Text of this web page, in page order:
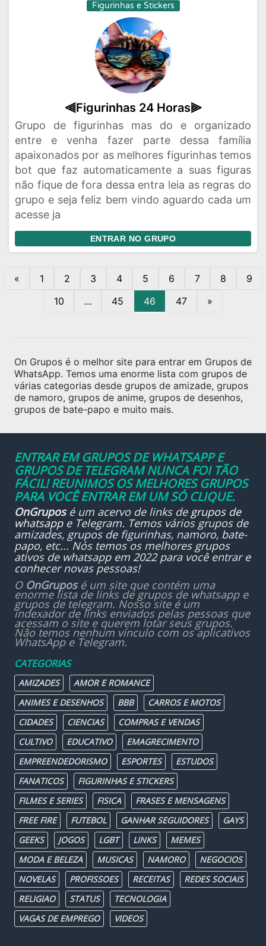
Figurinhas e Stickers
⫷Figurinhas 24 Horas⫸
Grupo de figurinhas mas do e organizado
entre e venha fazer parte dessa família
apaixonados por as melhores figurinhas temos
bot que faz automaticamente a suas figuras
não fique de fora dessa entra leia as regras do
grupo e seja feliz bem vindo aguardo cada um
acesse ja
ENTRAR NO GRUPO
« 1 2 3 4 5 6 7 8
9
10
... 45 46 47 »
On Grupos é o melhor site para entrar em Grupos de
WhatsApp. Temos uma enorme lista com grupos de
várias categorias desde grupos de amizade, grupos
de namoro, grupos de anime, grupos de desenhos,
grupos de bate-papo e muito mais.
ENTRAR EM GRUPOS DE WHATSAPP E
GRUPOS DE TELEGRAM NUNCA FOI TÃO
FÁCIL! REUNIMOS OS MELHORES GRUPOS
PARA VOCÊ ENTRAR EM UM SÓ CLIQUE.
OnGruposé um acervo de links de grupos de
whatsappe Telegram. Temos vários grupos de
amizades, grupos de figurinhas, namoro, bate-
papo, etc... Nós temos os melhores grupos
ativos de whatsapp em 2022 para você entrar e
conhecer novas pessoas!
O OnGruposé um site que contém uma
enorme lista de links de grupos de whatsapp e
grupos de telegram. Nosso site é um
indexador de links enviados pelas pessoas que
acessam o site e querem lotar seus grupos.
Não temos nenhum vínculo com os aplicativos
WhatsApp e Telegram.
CATEGORIAS
AMIZADES
AMOR E ROMANCE
ANIMES E DESENHOS
BBB
CARROS E MOTOS
CIDADES
CIENCIAS
COMPRAS E VENDAS
CULTIVO
EDUCATIVO
EMAGRECIMENTO
EMPREENDEDORISMO
ESPORTES
ESTUDOS
FANATICOS
FIGURINHAS E STICKERS
FILMES E SERIES
FISICA
FRASES E MENSAGENS
FREE FIRE
FUTEBOL GANHAR SEGUIDORES
GAYS
GEEKS
JOGOS LGBT LINKS
MEMES
MODA E BELEZA
MUSICAS NAMORO
NEGOCIOS
NOVELAS
PROFISSOES RECEITAS
REDES SOCIAIS
RELIGIAO
STATUS
TECNOLOGIA
VAGAS DE EMPREGO
VIDEOS